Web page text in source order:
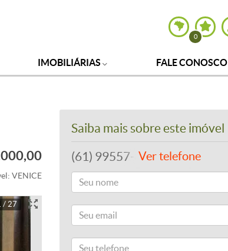
0
IMOBILIÁRIAS FALE CONOSCO
VENICE
/ 27
Saiba mais sobre este imóvel
(61) 99557-8243Ver telefone